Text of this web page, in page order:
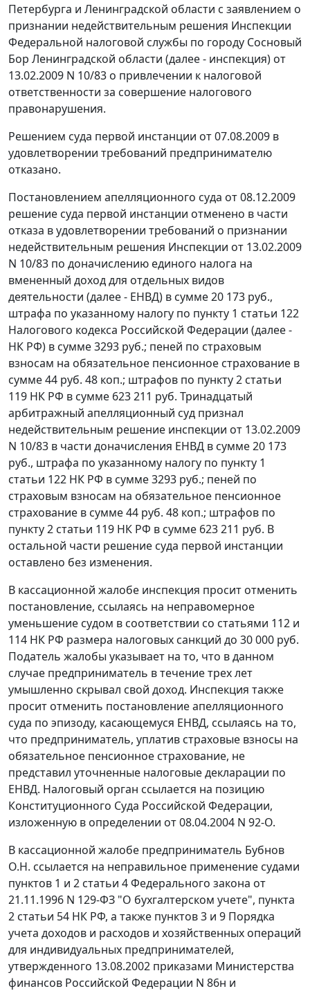
Петербурга и Ленинградской области с заявлением о
признании недействительным решения Инспекции
Федеральной налоговой службы по городу Сосновый
Бор Ленинградской области (далее - инспекция) от
13.02.2009 N 10/83 о привлечении к налоговой
ответственности за совершение налогового
правонарушения.
Решением суда первой инстанции от 07.08.2009 в
удовлетворении требований предпринимателю
отказано.
Постановлением апелляционного суда от 08.12.2009
решение суда первой инстанции отменено в части
отказа в удовлетворении требований о признании
недействительным решения Инспекции от 13.02.2009
N 10/83 по доначислению единого налога на
вмененный доход для отдельных видов
деятельности (далее - ЕНВД) в сумме 20 173 руб.,
штрафа по указанному налогу по пункту 1 статьи 122
Налогового кодекса Российской Федерации (далее -
НК РФ) в сумме 3293 руб.; пеней по страховым
взносам на обязательное пенсионное страхование в
сумме 44 руб. 48 коп.; штрафов по пункту 2 статьи
119 НК РФ в сумме 623 211 руб. Тринадцатый
арбитражный апелляционный суд признал
недействительным решение инспекции от 13.02.2009
N 10/83 в части доначисления ЕНВД в сумме 20 173
руб., штрафа по указанному налогу по пункту 1
статьи 122 НК РФ в сумме 3293 руб.; пеней по
страховым взносам на обязательное пенсионное
страхование в сумме 44 руб. 48 коп.; штрафов по
пункту 2 статьи 119 НК РФ в сумме 623 211 руб. В
остальной части решение суда первой инстанции
оставлено без изменения.
В кассационной жалобе инспекция просит отменить
постановление, ссылаясь на неправомерное
уменьшение судом в соответствии со статьями 112 и
114 НК РФ размера налоговых санкций до 30 000 руб.
Податель жалобы указывает на то, что в данном
случае предприниматель в течение трех лет
умышленно скрывал свой доход. Инспекция также
просит отменить постановление апелляционного
суда по эпизоду, касающемуся ЕНВД, ссылаясь на то,
что предприниматель, уплатив страховые взносы на
обязательное пенсионное страхование, не
представил уточненные налоговые декларации по
ЕНВД. Налоговый орган ссылается на позицию
Конституционного Суда Российской Федерации,
изложенную в определении от 08.04.2004 N 92-О.
В кассационной жалобе предприниматель Бубнов
О.Н. ссылается на неправильное применение судами
пунктов 1 и 2 статьи 4Федерального закона от
21.11.1996 N 129-ФЗ "О бухгалтерском учете", пункта
2 статьи 54 НК РФ, а также пунктов 3 и 9 Порядка
учета доходов и расходов и хозяйственных операций
для индивидуальных предпринимателей,
утвержденного 13.08.2002 приказами Министерства
финансов Российской Федерации N 86н и